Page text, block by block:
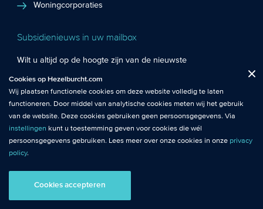
Woningcorporaties
Subsidienieuws in uw mailbox
Wilt u altijd op de hoogte zijn van de nieuwste
voor de Hezelburcht Subsidienieuwsbrief!
Inschrijven nieuwsbrief
AI statement Algemene Voorwaarden
noodzakelijk om de website goed te laten werken.
Analytische cookies
: Met analytische cookies meten wij het gebruik van
de website. Zo krijgen wij beter inzicht in het functioneren van de
website.
Cookies op Hezelburcht.com
Wij plaatsen functionele cookies om deze website volledig te laten
functioneren. Door middel van analytische cookies meten wij het gebruik
van de website. Deze cookies gebruiken geen persoonsgegevens. Via
instellingen kunt u toestemming geven voor cookies die wél
persoonsgegevens gebruiken. Lees meer over onze cookies in onze privacy
policy.
Cookies accepteren